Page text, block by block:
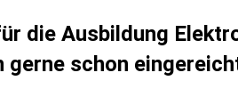
die Ausbildung
gerne schon